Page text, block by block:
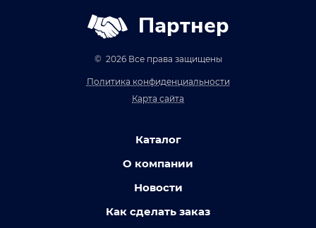
Партнер
© 2026 Все права защищены
Политика конфиденциальности
Карта сайта
Каталог
О компании
Новости
Как сделать заказ